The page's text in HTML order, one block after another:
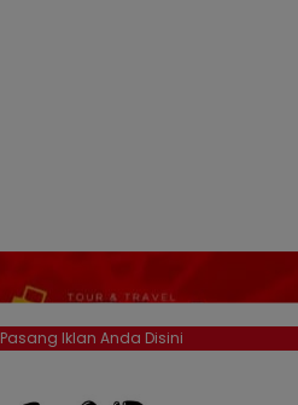
Pasang Iklan Anda Disini